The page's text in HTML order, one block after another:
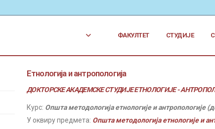
ФАКУЛТЕТ СТУДИЈЕ
Етнологија и антропологија
ДОКТОРСКЕ АКАДЕМСКЕ СТУДИЈЕ ЕТНОЛОГИЈЕ -
Курс: Општа методологија етнологије и антропологије
У оквиру предмета: Општа методологија етнологије и